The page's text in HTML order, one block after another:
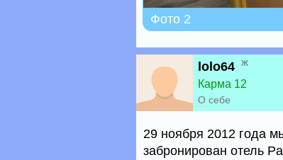
Фото 2
lolo64 ж
Карма 12
О себе
29 ноября 2012 года
забронирован отель